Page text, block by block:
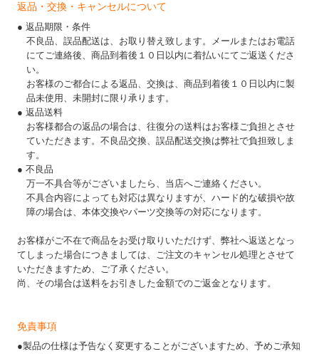
返品・交換・キャンセルについて
● 返品期限・条件
不良品、誤品配送は、お取り替え致します。メールまたはお電話
にてご連絡後、商品到着後１０日以内に着払いにてご返送くださ
い。
お客様のご都合による返品、交換は、商品到着後１０日以内に製
品未使用、未開封に限り承ります。
● 返品送料
お客様都合の返品の場合は、往復分の送料はお客様ご負担とさせ
ていただきます。不良品交換、誤品配送交換は弊社で負担致しま
す。
● 不良品
万一不具合等がございましたら、当店へご連絡ください。
不具合内容によっても対応は異なりますが、ハード的な破損や故
障の場合は、本体交換やパーツ交換等の対応になります。
お客様がご不在で商品をお受け取りいただけず、弊社へ返送となっ
てしまった場合につきましては、ご注文のキャンセル処理とさせて
いただきますため、ご了承ください。
尚、その場合は送料をお引きした金額でのご返金となります。
免責事項
●製品の仕様は予告なく変更することがございますため、予めご承知